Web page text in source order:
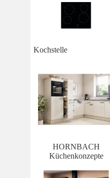
Kochstelle
HORNBACH
Küchenkonzepte